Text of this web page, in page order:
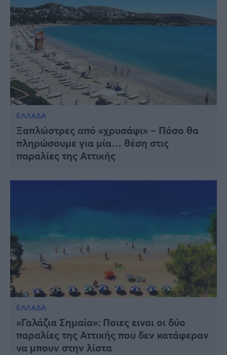
ΕΛΛΑΔΑ
Ξαπλώστρες από «χρυσάφι» – Πόσο θα
πληρώσουμε για μία… θέση στις
παραλίες της Αττικής
ΕΛΛΑΔΑ
«Γαλάζια Σημαία»: Ποιες ειναι οι δύο
παραλίες της Αττικής που δεν κατάφεραν
να μπουν στην λίστα